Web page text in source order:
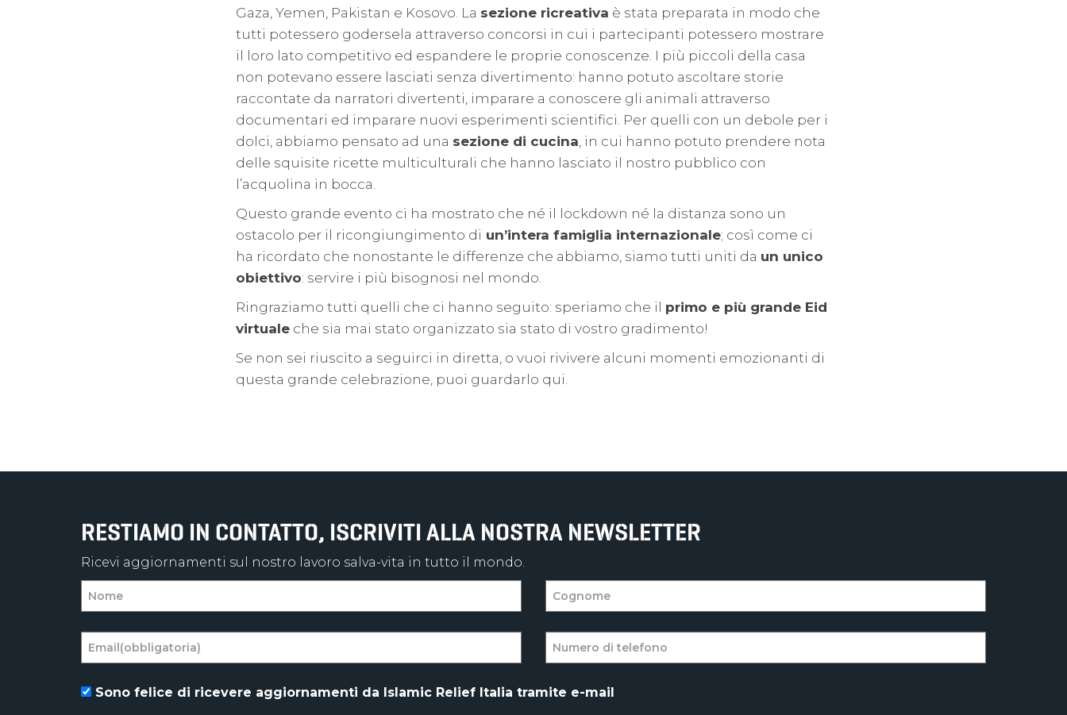
Gaza, Yemen, Pakistan e Kosovo. La sezione ricreativa è stata preparata in modo che
tutti potessero godersela attraverso concorsi in cui i partecipanti potessero mostrare
il loro lato competitivo ed espandere le proprie conoscenze. I più piccoli della casa
non potevano essere lasciati senza divertimento: hanno potuto ascoltare storie
raccontate da narratori divertenti, imparare a conoscere gli animali attraverso
documentari ed imparare nuovi esperimenti scientifici. Per quelli con un debole per i
dolci, abbiamo pensato ad una sezione di cucina, in cui hanno potuto prendere nota
delle squisite ricette multiculturali che hanno lasciato il nostro pubblico con
l’acquolina in bocca.
Questo grande evento ci ha mostrato che né il lockdown né la distanza sono un
ostacolo per il ricongiungimento di un’intera famiglia internazionale; così come ci
ha ricordato che nonostante le differenze che abbiamo, siamo tutti uniti da un unico
obiettivo: servire i più bisognosi nel mondo.
Ringraziamo tutti quelli che ci hanno seguito: speriamo che il primo e più grande Eid
virtuale che sia mai stato organizzato sia stato di vostro gradimento!
Se non sei riuscito a seguirci in diretta, o vuoi rivivere alcuni momenti emozionanti di
questa grande celebrazione, puoi guardarlo qui.
RESTIAMO IN CONTATTO, ISCRIVITI ALLA NOSTRA NEWSLETTER
Ricevi aggiornamenti sul nostro lavoro salva-vita in tutto il mondo.
Sono felice di ricevere aggiornamenti da Islamic Relief Italia tramite e-mail